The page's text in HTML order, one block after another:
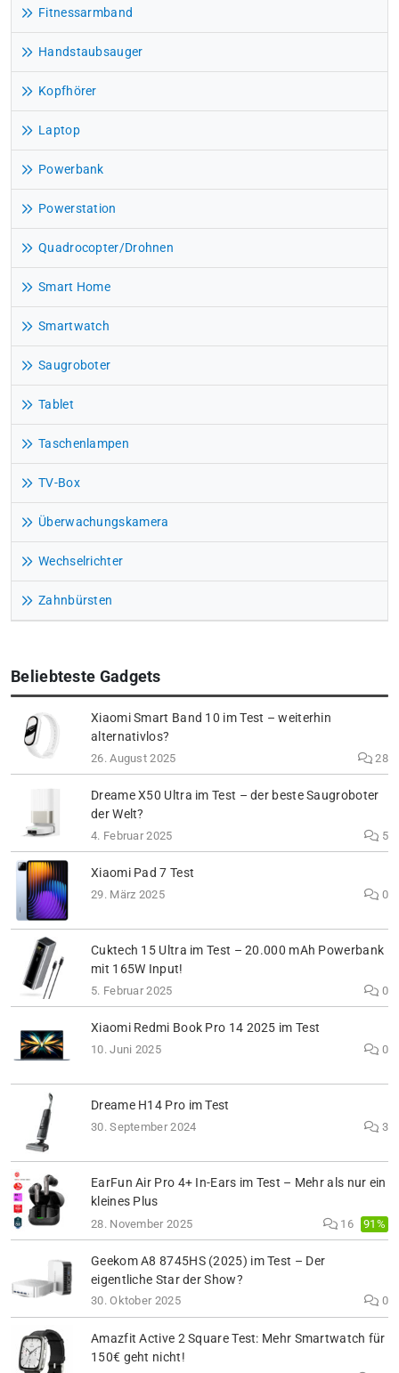
Fitnessarmband
Handstaubsauger
Kopfhörer
Laptop
Powerbank
Powerstation
Quadrocopter/Drohnen
Smart Home
Smartwatch
Saugroboter
Tablet
Taschenlampen
TV-Box
Überwachungskamera
Wechselrichter
Zahnbürsten
Beliebteste Gadgets
Xiaomi Smart Band 10 im Test – weiterhin
alternativlos?
26. August 2025 28
Dreame X50 Ultra im Test – der beste Saugroboter
der Welt?
4. Februar 2025 5
Xiaomi Pad 7 Test
29. März 2025 0
Cuktech 15 Ultra im Test – 20.000 mAh Powerbank
mit 165W Input!
5. Februar 2025 0
Xiaomi Redmi Book Pro 14 2025 im Test
10. Juni 2025 0
Dreame H14 Pro im Test
30. September 2024 3
EarFun Air Pro 4+ In-Ears im Test – Mehr als nur ein
kleines Plus
28. November 2025 16 91%
Geekom A8 8745HS (2025) im Test – Der
eigentliche Star der Show?
30. Oktober 2025 0
Amazfit Active 2 Square Test: Mehr Smartwatch für
150€ geht nicht!